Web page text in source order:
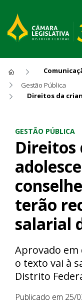
Gestão Pública
GESTÃO PÚBLICA
Direitos
terão
salarial
Aprovado em
o texto vai à
Distrito
Publicado em 25/